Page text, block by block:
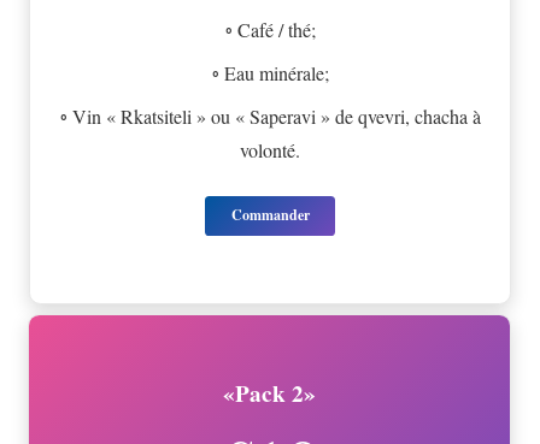
◦ Café / thé;
◦ Eau minérale;
◦ Vin « Rkatsiteli » ou « Saperavi » de qvevri, chacha à
volonté.
Commander
«Pack 2»